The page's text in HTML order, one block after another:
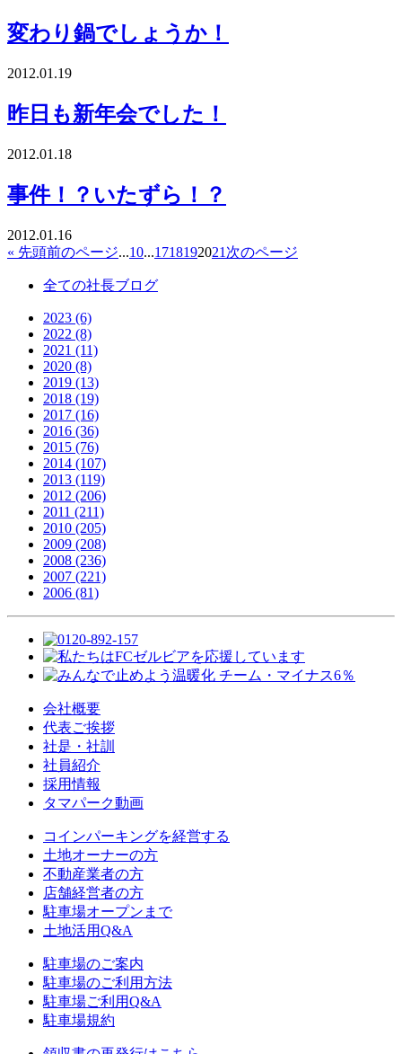
変わり鍋でしょうか！
2012.01.19
昨日も新年会でした！
2012.01.18
事件！？いたずら！？
2012.01.16
« 先頭前のページ...10...1718192021 次のページ
全ての社長ブログ
2023 (6)
2022 (8)
2021 (11)
2020 (8)
2019 (13)
2018 (19)
2017 (16)
2016 (36)
2015 (76)
2014 (107)
2013 (119)
2012 (206)
2011 (211)
2010 (205)
2009 (208)
2008 (236)
2007 (221)
2006 (81)
会社概要
代表ご挨拶
社是・社訓
社員紹介
採用情報
タマパーク動画
コインパーキングを経営する
土地オーナーの方
不動産業者の方
店舗経営者の方
駐車場オープンまで
土地活用Q&A
駐車場のご案内
駐車場のご利用方法
駐車場ご利用Q&A
駐車場規約